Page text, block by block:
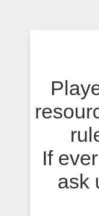
If
ask